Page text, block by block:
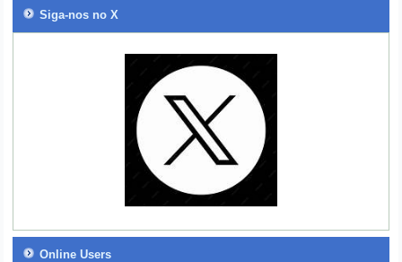
Siga-nos no X
Online Users